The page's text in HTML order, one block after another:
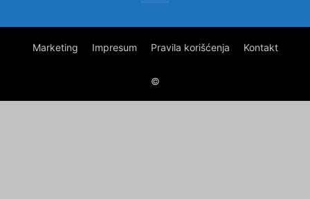
Marketing Impresum Pravila korišćenja Kontakt
©